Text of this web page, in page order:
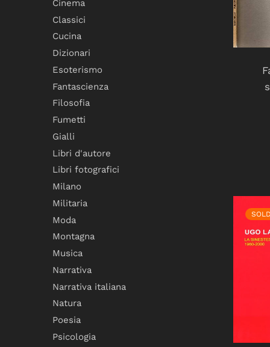
Cinema
Classici
Cucina
Dizionari
Esoterismo
Fantascienza
Filosofia
Fumetti
Gialli
Libri d'autore
Libri fotografici
Milano
Militaria
Moda
Montagna
Musica
Narrativa
Narrativa italiana
Natura
Poesia
Psicologia